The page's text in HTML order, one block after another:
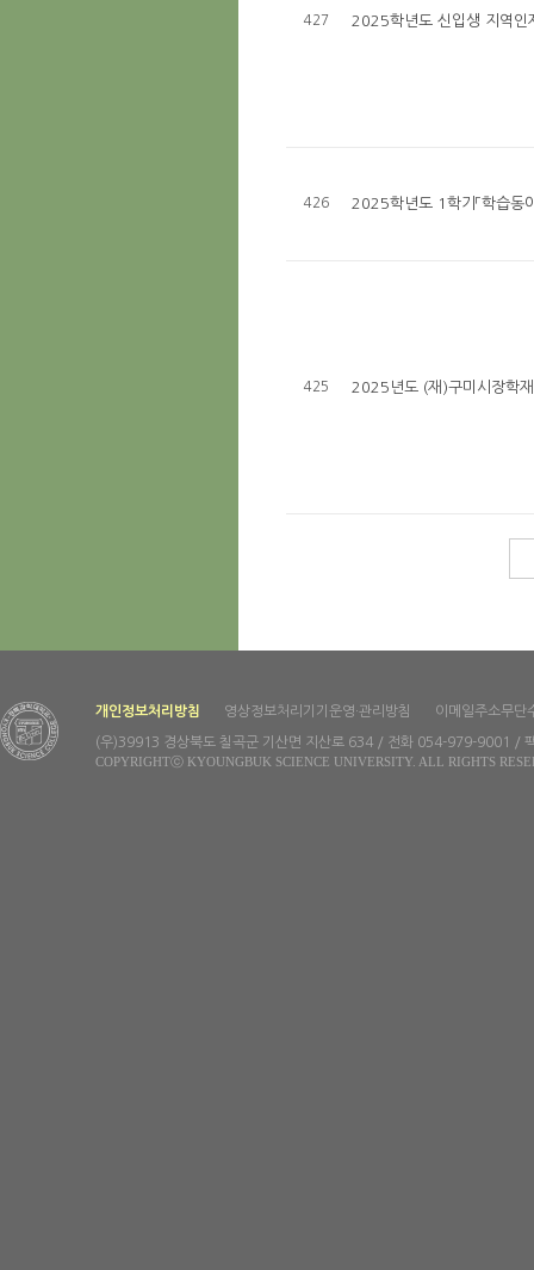
427 2025학년도 신입생 지역인
426 2025학년도 1학기「학습동
425 2025년도 (재)구미시장학
개인정보처리방침 영상정보처리기기운영·관리방침 이메일주소무단
(우)39913 경상북도 칠곡군 기산면 지산로 634 / 전화 054-979-9001 /
COPYRIGHTⓒ KYOUNGBUK SCIENCE UNIVERSITY. ALL RIGHTS